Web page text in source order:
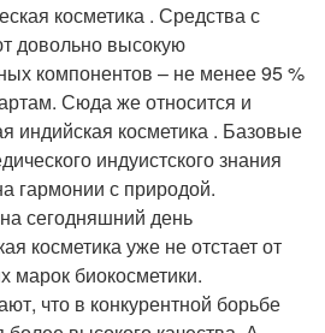
косметика . Средства с
довольно высокую
компонентов – не менее 95 %
Сюда же относится и
индийская косметика . Базовые
индуистского знания
гармонии с природой.
сегодняшний день
косметика уже не отстает от
марок биокосметики.
что в конкурентной борьбе